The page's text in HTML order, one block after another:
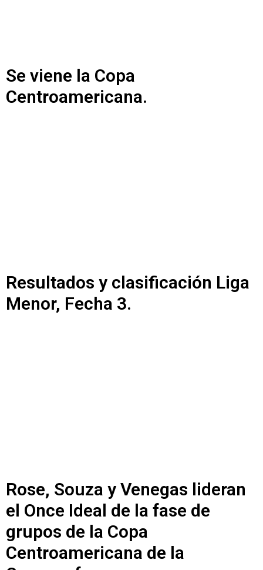
Se viene la Copa
Centroamericana.
Resultados y clasificación Liga
Menor, Fecha 3.
Rose, Souza y Venegas lideran
el Once Ideal de la fase de
grupos de la Copa
Centroamericana de la